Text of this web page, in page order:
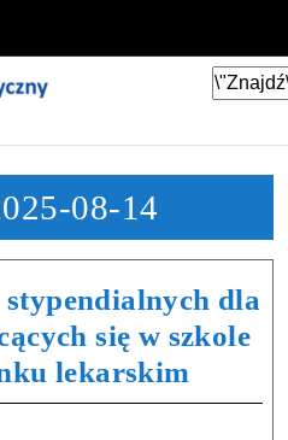
08-14
dla
się w szkole
lekarskim